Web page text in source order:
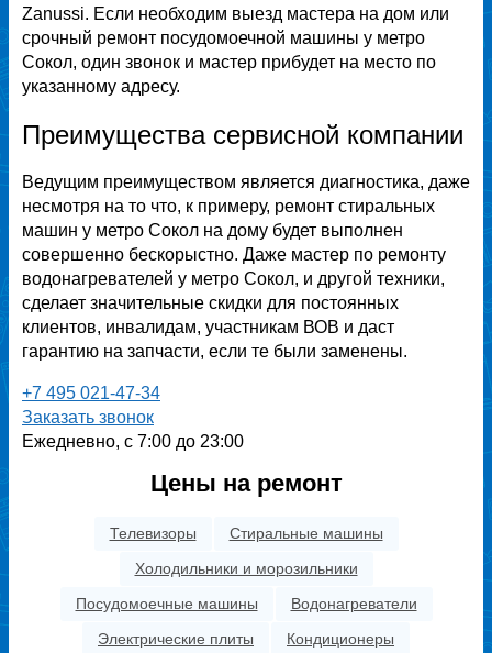
Zanussi. Если необходим выезд мастера на дом или
срочный ремонт посудомоечной машины у метро
Сокол, один звонок и мастер прибудет на место по
указанному адресу.
Преимущества сервисной компании
Ведущим преимуществом является диагностика, даже
несмотря на то что, к примеру, ремонт стиральных
машин у метро Сокол на дому будет выполнен
совершенно бескорыстно. Даже мастер по ремонту
водонагревателей у метро Сокол, и другой техники,
сделает значительные скидки для постоянных
клиентов, инвалидам, участникам ВОВ и даст
гарантию на запчасти, если те были заменены.
+7 495 021-47-34
Заказать звонок
Ежедневно, с 7:00 до 23:00
Цены на ремонт
Телевизоры
Стиральные машины
Холодильники и морозильники
Посудомоечные машины
Водонагреватели
Электрические плиты
Кондиционеры